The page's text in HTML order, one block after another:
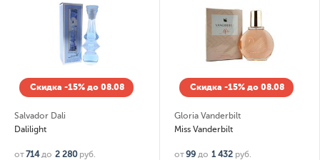
Скидка -15% до 08.08
Salvador Dali
Dalilight
от714 до 2 280 руб.
Скидка -15% до 08.08
Gloria Vanderbilt
Miss Vanderbilt
от99 до 1 432 руб.